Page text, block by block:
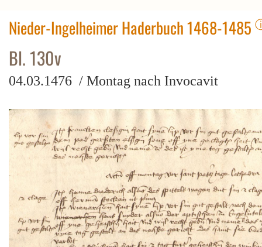
Nieder-Ingelheimer Haderbuch 1468-1485
Bl. 130v
04.03.1476 / Montag nach Invocavit